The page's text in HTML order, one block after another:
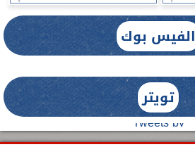
الفيس بوك
تويتر
Tweets by